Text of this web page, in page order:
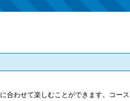
合わせて楽しむことができます。コー